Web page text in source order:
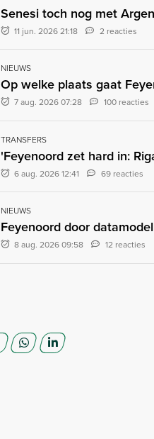
Senesi toch nog met
11 jun. 2026 21:18 2 reacties
NIEUWS
Op welke plaats gaat
7 aug. 2026 07:28 100 reacties
TRANSFERS
'Feyenoord zet hard in:
6 aug. 2026 12:41 69 reacties
NIEUWS
Feyenoord door
8 aug. 2026 09:58 12 reacties